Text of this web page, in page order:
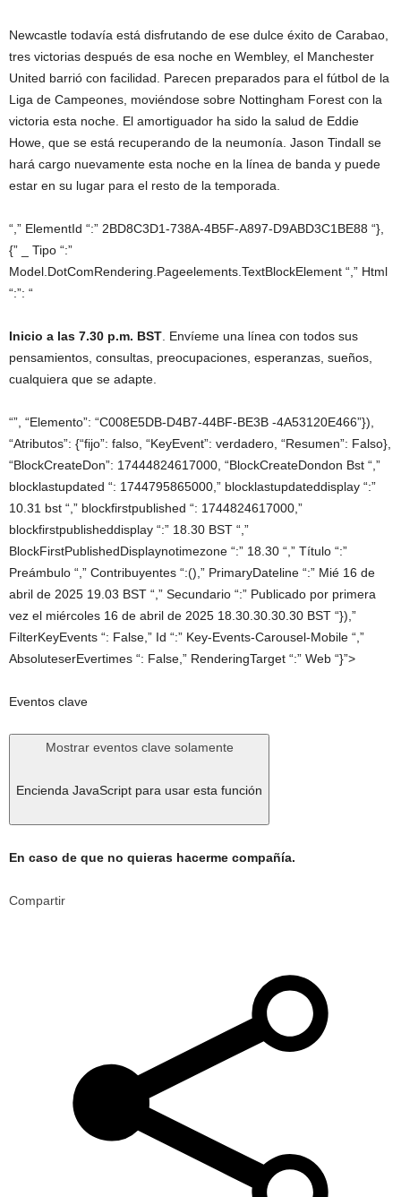
Newcastle todavía está disfrutando de ese dulce éxito de Carabao,
tres victorias después de esa noche en Wembley, el Manchester
United barrió con facilidad. Parecen preparados para el fútbol de la
Liga de Campeones, moviéndose sobre Nottingham Forest con la
victoria esta noche. El amortiguador ha sido la salud de Eddie
Howe, que se está recuperando de la neumonía. Jason Tindall se
hará cargo nuevamente esta noche en la línea de banda y puede
estar en su lugar para el resto de la temporada.
“,” ElementId “:” 2BD8C3D1-738A-4B5F-A897-D9ABD3C1BE88 “},
{” _ Tipo “:”
Model.DotComRendering.Pageelements.TextBlockElement “,” Html
“:”: “
Inicio a las 7.30 p.m. BST . Envíeme una línea con todos sus
pensamientos, consultas, preocupaciones, esperanzas, sueños,
cualquiera que se adapte.
“”, “Elemento”: “C008E5DB-D4B7-44BF-BE3B -4A53120E466”}),
“Atributos”: {“fijo”: falso, “KeyEvent”: verdadero, “Resumen”: Falso},
“BlockCreateDon”: 17444824617000, “BlockCreateDondon Bst “,”
blocklastupdated “: 1744795865000,” blocklastupdateddisplay “:”
10.31 bst “,” blockfirstpublished “: 1744824617000,”
blockfirstpublisheddisplay “:” 18.30 BST “,”
BlockFirstPublishedDisplaynotimezone “:” 18.30 “,” Título “:”
Preámbulo “,” Contribuyentes “:(),” PrimaryDateline “:” Mié 16 de
abril de 2025 19.03 BST “,” Secundario “:” Publicado por primera
vez el miércoles 16 de abril de 2025 18.30.30.30.30 BST “}),”
FilterKeyEvents “: False,” Id “:” Key-Events-Carousel-Mobile “,”
AbsoluteserEvertimes “: False,” RenderingTarget “:” Web “}”>
Eventos clave
Mostrar eventos clave solamente
Encienda JavaScript para usar esta función
En caso de que no quieras hacerme compañía.
Compartir